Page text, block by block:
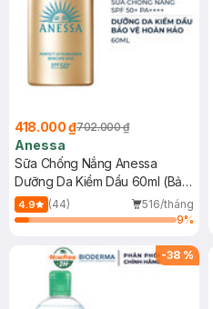
418.000 ₫702.000 ₫
Anessa
Sữa Chống Nắng Anessa
Dưỡng Da Kiềm Dầu 60ml (Bản
Mới)
4.9 (44)
516/tháng
9%
-38 %